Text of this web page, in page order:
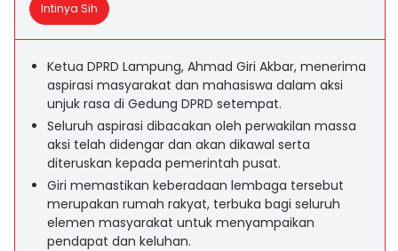
Intinya Sih
Ketua DPRD Lampung, Ahmad Giri Akbar, menerima
aspirasi masyarakat dan mahasiswa dalam aksi
unjuk rasa di Gedung DPRD setempat.
Seluruh aspirasi dibacakan oleh perwakilan massa
aksi telah didengar dan akan dikawal serta
diteruskan kepada pemerintah pusat.
Giri memastikan keberadaan lembaga tersebut
merupakan rumah rakyat, terbuka bagi seluruh
elemen masyarakat untuk menyampaikan
pendapat dan keluhan.